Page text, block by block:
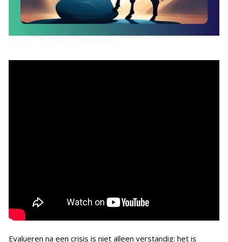
Evalueren na een crisis is niet alleen verstandig: het is